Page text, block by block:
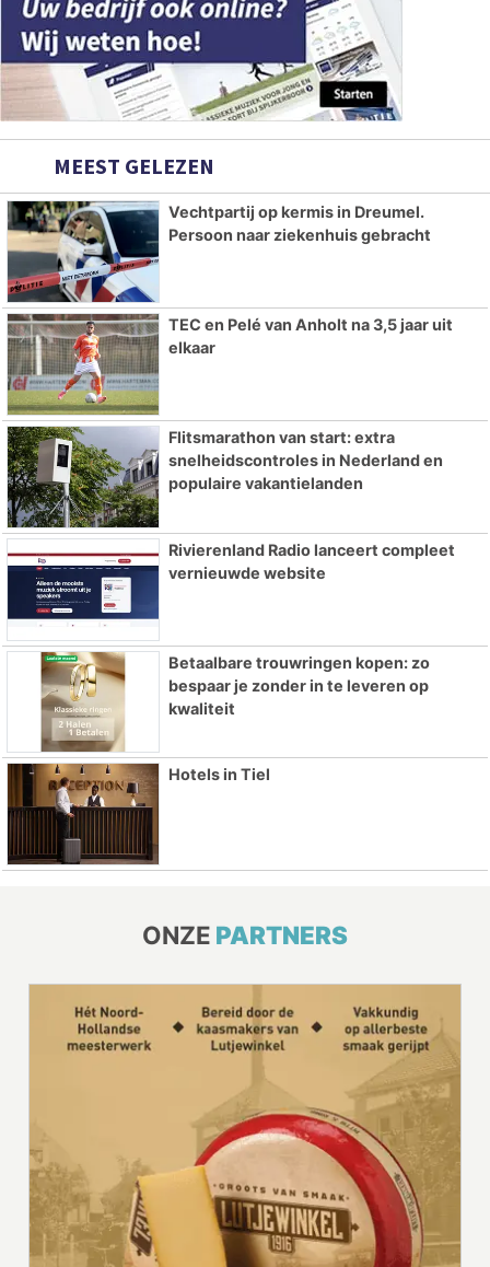
MEEST GELEZEN
Vechtpartij op kermis in Dreumel.
Persoon naar ziekenhuis gebracht
TEC en Pelé van Anholt na 3,5 jaar uit
elkaar
Flitsmarathon van start: extra
snelheidscontroles in Nederland en
populaire vakantielanden
Rivierenland Radio lanceert compleet
vernieuwde website
Betaalbare trouwringen kopen: zo
bespaar je zonder in te leveren op
kwaliteit
Hotels in Tiel
ONZE PARTNERS